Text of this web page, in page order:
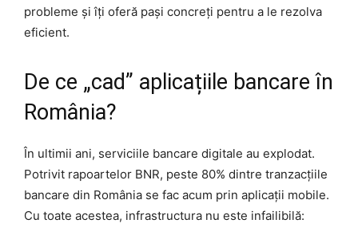
probleme și îți oferă pași concreți pentru a le rezolva
eficient.
De ce „cad” aplicațiile bancare în
România?
În ultimii ani, serviciile bancare digitale au explodat.
Potrivit rapoartelor BNR, peste 80% dintre tranzacțiile
bancare din România se fac acum prin aplicații mobile.
Cu toate acestea, infrastructura nu este infailibilă: